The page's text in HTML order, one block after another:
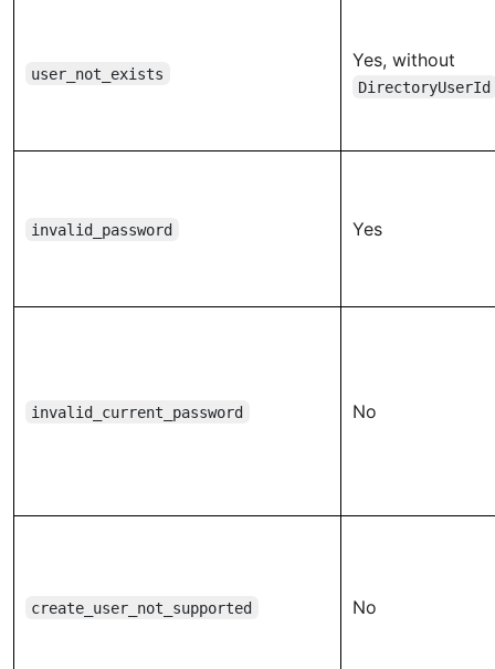
user_not_exists
Yes, without
DirectoryUserId
invalid_password Yes
invalid_current_password No
create_user_not_supported No